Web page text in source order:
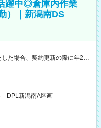
躍中◎倉庫内作業
）｜新潟南DS
た場合、契約更新の際に年2回
途支給 ※深夜割増賃金 (22:00～
】試用期間
形態、給与は本採用時と同じ
DPL新潟南A区画